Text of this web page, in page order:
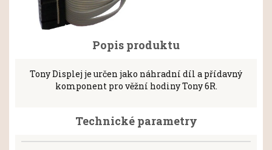
Popis produktu
Tony Displej je určen jako náhradní díl a přídavný
komponent pro věžní hodiny Tony 6R.
Technické parametry